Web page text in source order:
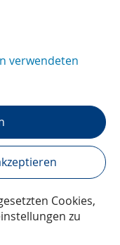
verwendeten
Cookies,
zu